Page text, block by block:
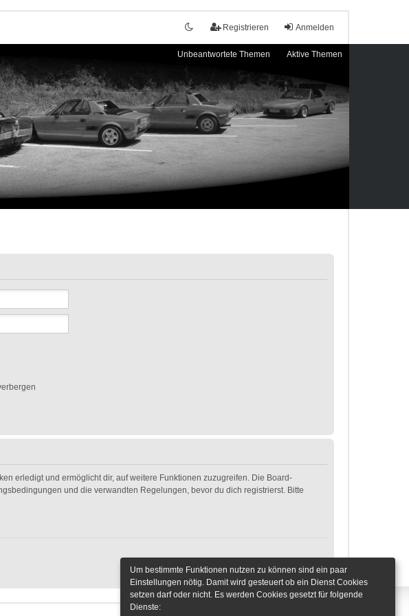
Anmelden
Registrieren
Unbeantwortete Themen Aktive Themen
erledigt und ermöglicht dir, auf weitere Funktionen zuzugreifen. Die Board-
und die verwandten Regelungen, bevor du dich registrierst. Bitte
Um bestimmte Funktionen nutzen zu können sind ein paar
Einstellungen nötig. Damit wird gesteuert ob ein Dienst Cookies
setzen darf oder nicht. Es werden Cookies gesetzt für folgende
Dienste: